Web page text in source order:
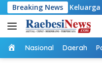
Langsung
ke
konten
Breaking NewsWakil Bupati
Home
Nasional Daerah